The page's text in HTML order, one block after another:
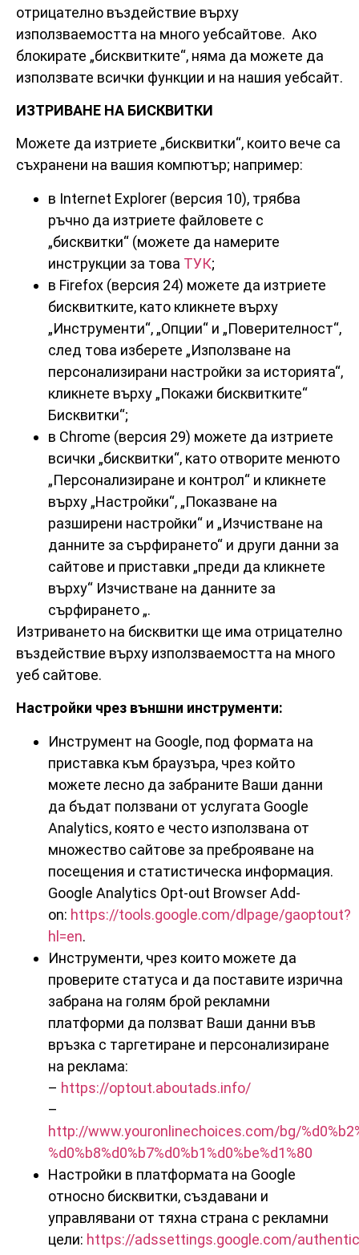
отрицателно въздействие върху
използваемостта на много уебсайтове. Ако
блокирате „бисквитките“, няма да можете да
използвате всички функции и на нашия уебсайт.
ИЗТРИВАНЕ НА БИСКВИТКИ
Можете да изтриете „бисквитки“, които вече са
съхранени на вашия компютър; например:
в Internet Explorer (версия 10), трябва
ръчно да изтриете файловете с
„бисквитки“ (можете да намерите
инструкции за това ТУК;
в Firefox (версия 24) можете да изтриете
бисквитките, като кликнете върху
„Инструменти“, „Опции“ и „Поверителност“,
след това изберете „Използване на
персонализирани настройки за историята“,
кликнете върху „Покажи бисквитките“
Бисквитки“;
в Chrome (версия 29) можете да изтриете
всички „бисквитки“, като отворите менюто
„Персонализиране и контрол“ и кликнете
върху „Настройки“, „Показване на
разширени настройки“ и „Изчистване на
данните за сърфирането“ и други данни за
сайтове и приставки „преди да кликнете
върху“ Изчистване на данните за
сърфирането „.
Изтриването на бисквитки ще има отрицателно
въздействие върху използваемостта на много
уеб сайтове.
Настройки чрез външни инструменти:
Инструмент на Google, под формата на
приставка към браузъра, чрез който
можете лесно да забраните Ваши данни
да бъдат ползвани от услугата Google
Analytics, която е често използвана от
множество сайтове за преброяване на
посещения и статистическа информация.
Google Analytics Opt-out Browser Add-
on: https://tools.google.com/dlpage/gaoptout?
hl=en.
Инструменти, чрез които можете да
проверите статуса и да поставите изрична
забрана на голям брой рекламни
платформи да ползват Ваши данни във
връзка с таргетиране и персонализиране
на рекламa:
– https://optout.aboutads.info/
–
http://www.youronlinechoices.com/bg/
%d0%b8%d0%b7%d0%b1%d0%be%d1%80
Настройки в платформата на Google
относно бисквитки, създавани и
управлявани от тяхна страна с рекламни
цели: https://adssettings.google.com/